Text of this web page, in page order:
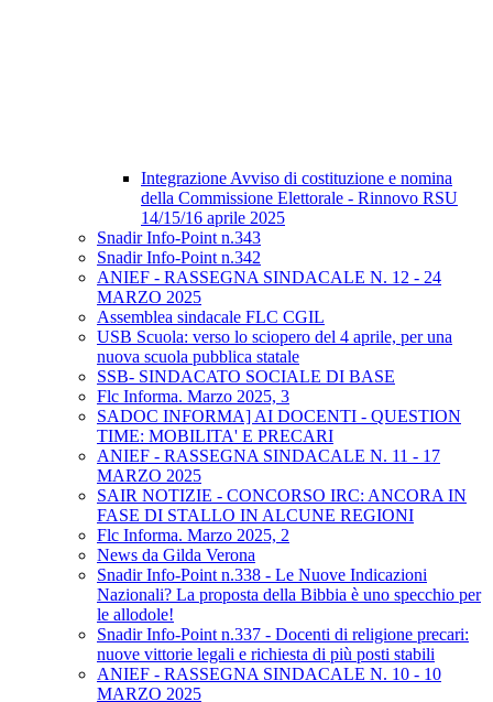
Integrazione Avviso di costituzione e nomina
della Commissione Elettorale - Rinnovo RSU
14/15/16 aprile 2025
Snadir Info-Point n.343
Snadir Info-Point n.342
ANIEF - RASSEGNA SINDACALE N. 12 - 24
MARZO 2025
Assemblea sindacale FLC CGIL
USB Scuola: verso lo sciopero del 4 aprile, per una
nuova scuola pubblica statale
SSB- SINDACATO SOCIALE DI BASE
Flc Informa. Marzo 2025, 3
SADOC INFORMA] AI DOCENTI - QUESTION
TIME: MOBILITA' E PRECARI
ANIEF - RASSEGNA SINDACALE N. 11 - 17
MARZO 2025
SAIR NOTIZIE - CONCORSO IRC: ANCORA IN
FASE DI STALLO IN ALCUNE REGIONI
Flc Informa. Marzo 2025, 2
News da Gilda Verona
Snadir Info-Point n.338 - Le Nuove Indicazioni
Nazionali? La proposta della Bibbia è uno specchio per
le allodole!
Snadir Info-Point n.337 - Docenti di religione precari:
nuove vittorie legali e richiesta di più posti stabili
ANIEF - RASSEGNA SINDACALE N. 10 - 10
MARZO 2025